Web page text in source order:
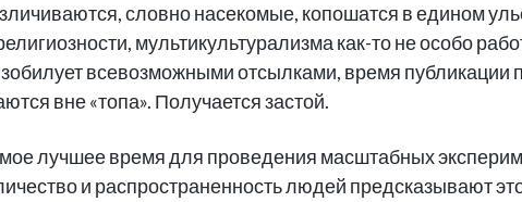
словно насекомые, копошатся в едином
мультикультурализма как-то не особо
всевозможными отсылками, время публикации
вне «топа». Получается застой.
лучшее время для проведения масштабных
и распространенность людей предсказывают